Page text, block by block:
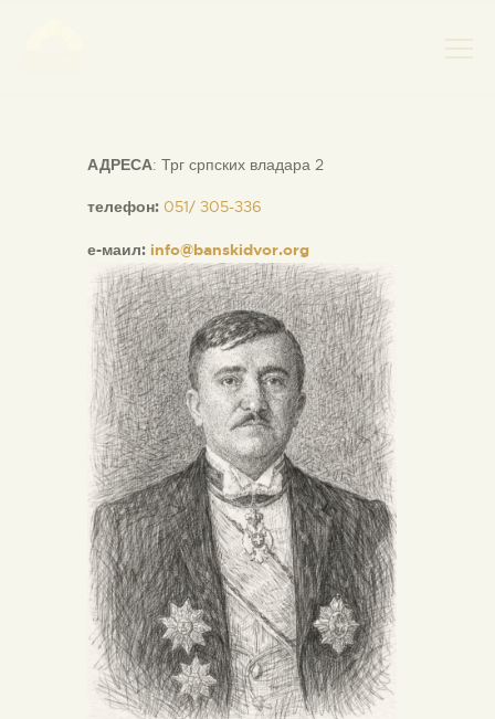
НАСЛОВНА
НОВОСТИ
НАЈАВА ДОГАЂАЈА
БАНСКИ ДВОР
ФОТОГРАФИЈЕ
ВИДЕО
КОНТАКТ
АДРЕСА: Трг српских владара 2
телефон: 051/ 305-336
е-маил: info@banskidvor.org